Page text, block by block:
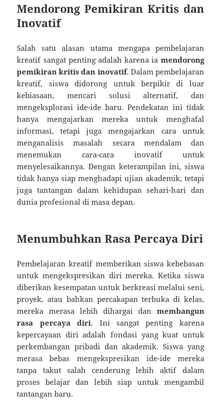
Mendorong Pemikiran Kritis dan
Inovatif
Salah satu alasan utama mengapa pembelajaran
kreatif sangat penting adalah karena ia mendorong
pemikiran kritis dan inovatif. Dalam pembelajaran
kreatif, siswa didorong untuk berpikir di luar
kebiasaan, mencari solusi alternatif, dan
mengeksplorasi ide-ide baru. Pendekatan ini tidak
hanya mengajarkan mereka untuk menghafal
informasi, tetapi juga mengajarkan cara untuk
menganalisis masalah secara mendalam dan
menemukan cara-cara inovatif untuk
menyelesaikannya. Dengan keterampilan ini, siswa
tidak hanya siap menghadapi ujian akademik, tetapi
juga tantangan dalam kehidupan sehari-hari dan
dunia profesional di masa depan.
Menumbuhkan Rasa Percaya Diri
Pembelajaran kreatif memberikan siswa kebebasan
untuk mengekspresikan diri mereka. Ketika siswa
diberikan kesempatan untuk berkreasi melalui seni,
proyek, atau bahkan percakapan terbuka di kelas,
mereka merasa lebih dihargai dan membangun
rasa percaya diri. Ini sangat penting karena
kepercayaan diri adalah fondasi yang kuat untuk
perkembangan pribadi dan akademik. Siswa yang
merasa bebas mengekspresikan ide-ide mereka
tanpa takut salah cenderung lebih aktif dalam
proses belajar dan lebih siap untuk mengambil
tantangan baru.